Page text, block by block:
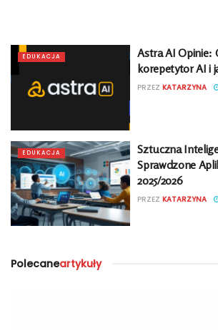
EDUKACJA
Astra AI Opinie:
korepetytor AI i
PRZEZ KATARZYNA
EDUKACJA
Sztuczna
Sprawdzone
2025/2026
PRZEZ KATARZYNA
Polecaneartykuły